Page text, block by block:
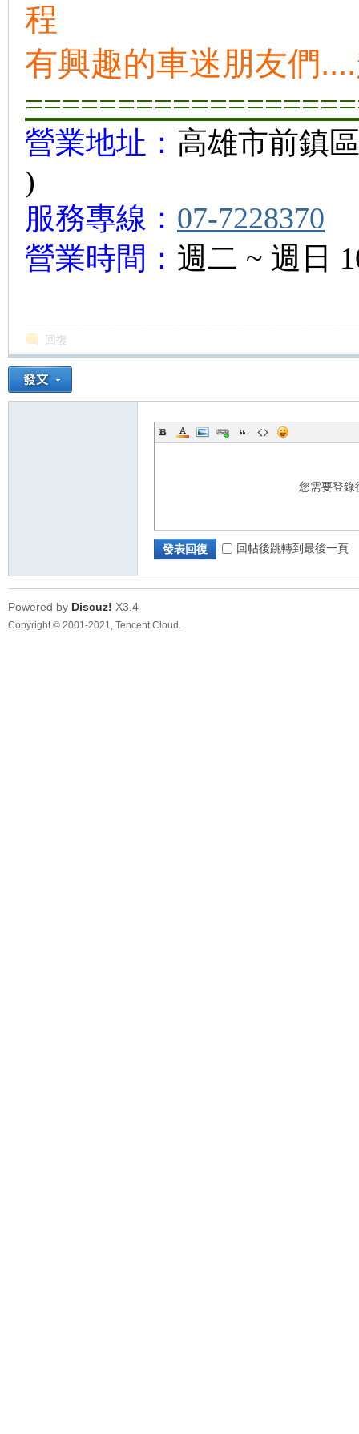
程
有興趣的車迷朋友們
營業地址： 高雄市前鎮
)
服務專線： 07-7228370
營業時間： 週二 ~ 週日
回復
您需要登
發表回復 回帖後跳轉到最後一頁
Powered by Discuz! X3.4
Copyright © 2001-2021, Tencent Cloud.